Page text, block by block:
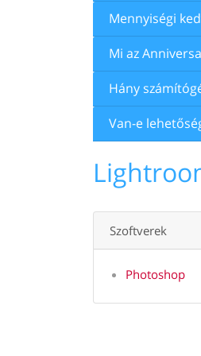
Mennyiségi
Mi az
Hány
Van-e
Szoftverek
Photoshop